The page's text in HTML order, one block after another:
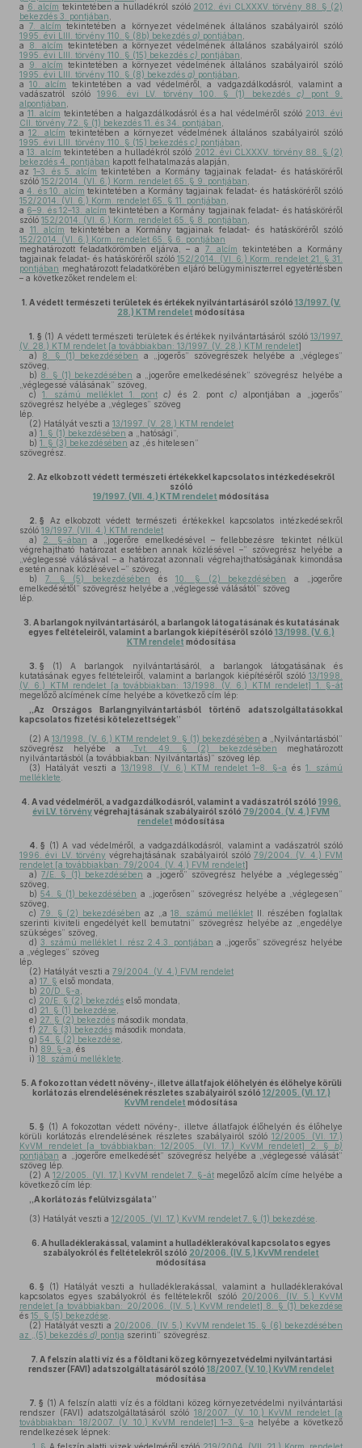
a 6. alcím tekintetében a hulladékról szóló 2012. évi CLXXXV. törvény 88. § (2)
bekezdés 3. pontjában
a7. alcím tekintetében a környezet védelmének általános szabályairól szóló
1995. évi LIII. törvény 110. § (8b) bekezdés a) pontjában
a 8. alcím tekintetében a környezet védelmének általános szabályairól szóló
1995. évi LIII. törvény 110. § (15) bekezdés c) pontjában
a 9. alcím tekintetében a környezet védelmének általános szabályairól szóló
1995. évi LIII. törvény 110. § (8) bekezdés g) pontjában
a10. alcím
tekintetében a vad védelméről, a vadgazdálkodásról, valamint a
vadászatról szóló1996. évi LV. törvény 100. § (1) bekezdés c) pont 9.
alpontjában
a 11. alcím tekintetében a halgazdálkodásról és a hal védelméről szóló 2013. évi
CII. törvény 72. § (1) bekezdés 11. és 34. pontjában
a12. alcím tekintetében a környezet védelmének általános szabályairól szóló
1995. évi LIII. törvény 110. § (15) bekezdés c) pontjában
a13. alcím tekintetében a hulladékról szóló 2012. évi CLXXXV. törvény 88. § (2)
bekezdés 4. pontjában kapott felhatalmazás alapján,
az1–3. és 5. alcím tekintetében a Kormány tagjainak feladat- és hatásköréről
szóló 152/2014. (VI. 6.) Korm. rendelet 65. § 9. pontjában
a4. és 10. alcím tekintetében a Kormány tagjainak feladat- és hatásköréről szóló
152/2014. (VI. 6.) Korm. rendelet 65. § 11. pontjában
a 6–9. és 12–13. alcím tekintetében a Kormány tagjainak feladat- és hatásköréről
szóló 152/2014. (VI. 6.) Korm. rendelet 65. § 8. pontjában
a 11. alcím tekintetében a Kormány tagjainak feladat- és hatásköréről szóló
152/2014. (VI. 6.) Korm. rendelet 65. § 6. pontjában
meghatározott feladatkörömben eljárva, – a 7. alcím tekintetében a Kormány
tagjainak feladat- és hatásköréről szóló152/2014. (VI. 6.) Korm. rendelet 21. § 31.
pontjában meghatározott feladatkörében eljáró belügyminiszterrel egyetértésben
– a következőket rendelem el:
1. A védett természeti területek és értékek nyilvántartásáról szóló 13/1997. (V.
28.) KTM rendelet módosítása
1. § (1) A védett természeti területek és értékek nyilvántartásáról szóló13/1997.
(V. 28.) KTM rendelet [a továbbiakban: 13/1997. (V. 28.) KTM rendelet]
a)
8. § (1) bekezdésében
a „jogerős” szövegrészek helyébe a „végleges”
szöveg,
b) 8. § (1) bekezdésében a „jogerőre emelkedésének” szövegrész helyébe a
„véglegessé válásának” szöveg,
c)
1. számú melléklet 1. pont c) és 2. pont c) alpontjában a „jogerős”
szövegrész helyébe a „végleges” szöveg
lép.
(2) Hatályát veszti a 13/1997. (V. 28.) KTM rendelet
a) 1. § (1) bekezdésében a „hatósági”,
b) 1. § (3) bekezdésében az „és hitelesen”
szövegrész.
2. Az elkobzott védett természeti értékekkel kapcsolatos intézkedésekről
szóló
19/1997. (VII. 4.) KTM rendelet módosítása
2. § Az elkobzott védett természeti értékekkel kapcsolatos intézkedésekről
szóló 19/1997. (VII. 4.) KTM rendelet
a)
2. §-ában a „jogerőre emelkedésével – fellebbezésre tekintet nélkül
végrehajtható határozat esetében annak közlésével –” szövegrész helyébe a
„véglegessé válásával – a határozat azonnali végrehajthatóságának kimondása
esetén annak közlésével –” szöveg,
b)
7. § (5) bekezdésében és 10. § (2) bekezdésében
a „jogerőre
emelkedésétől” szövegrész helyébe a „véglegessé válásától” szöveg
lép.
3. A barlangok nyilvántartásáról, a barlangok látogatásának és kutatásának
egyes feltételeiről, valamint a barlangok kiépítéséről szóló 13/1998. (V. 6.)
KTM rendelet módosítása
3. § (1) A barlangok nyilvántartásáról, a barlangok látogatásának és
kutatásának egyes feltételeiről, valamint a barlangok kiépítéséről szóló 13/1998.
(V. 6.) KTM rendelet [a továbbiakban: 13/1998. (V. 6.) KTM rendelet] 1. §-át
megelőző alcímének címe helyébe a következő cím lép:
„Az Országos Barlangnyilvántartásból történő adatszolgáltatásokkal
kapcsolatos fizetési kötelezettségek”
(2) A 13/1998. (V. 6.) KTM rendelet 9. § (1) bekezdésében a „Nyilvántartásból”
szövegrész helyébe a „ Tvt. 49. § (2) bekezdésében meghatározott
nyilvántartásból (a továbbiakban: Nyilvántartás)” szöveg lép.
(3) Hatályát veszti a 13/1998. (V. 6.) KTM rendelet 1–8. §-a és1. számú
melléklete
4. A vad védelméről, a vadgazdálkodásról, valamint a vadászatról szóló 1996.
évi LV. törvényvégrehajtásának szabályairól szóló 79/2004. (V. 4.) FVM
rendelet módosítása
4. § (1) A vad védelméről, a vadgazdálkodásról, valamint a vadászatról szóló
1996. évi LV. törvény végrehajtásának szabályairól szóló79/2004. (V. 4.) FVM
rendelet [a továbbiakban: 79/2004. (V. 4.) FVM rendelet]
a) 7/E. § (1) bekezdésében a „jogerő” szövegrész helyébe a „véglegesség”
szöveg,
b) 54. § (1) bekezdésében a „jogerősen” szövegrész helyébe a „véglegesen”
szöveg,
c) 79. § (2) bekezdésében az „a18. számú mellékletII. részében foglaltak
szerinti kiviteli engedélyét kell bemutatni” szövegrész helyébe az „engedélye
szükséges” szöveg,
d) 3. számú melléklet I. rész 2.4.3. pontjában a „jogerős” szövegrész helyébe
a „végleges” szöveg
lép.
(2) Hatályát veszti a 79/2004. (V. 4.) FVM rendelet
a) 17. § első mondata,
b) 20/D. §-a
c) 20/E. § (2) bekezdés első mondata,
d) 21. § (1) bekezdése
e) 27. § (2) bekezdés második mondata,
f) 27. § (3) bekezdés második mondata,
g) 54. § (2) bekezdése
h) 89. §-a , és
i) 18. számú melléklete
5. A fokozottan védett növény-, illetve állatfajok élőhelyén és élőhelye körüli
korlátozás elrendelésének részletes szabályairól szóló 12/2005. (VI. 17.)
KvVM rendelet módosítása
5. § (1) A fokozottan védett növény-, illetve állatfajok élőhelyén és élőhelye
körüli korlátozás elrendelésének részletes szabályairól szóló 12/2005. (VI. 17.)
KvVM rendelet [a továbbiakban: 12/2005. (VI. 17.) KvVM rendelet] 2. § b)
pontjában a „jogerőre emelkedését” szövegrész helyébe a „véglegessé válását”
szöveg lép.
(2) A12/2005. (VI. 17.) KvVM rendelet 7. §-átmegelőző alcím címe helyébe a
következő cím lép:
„A korlátozás felülvizsgálata”
(3) Hatályát veszti a 12/2005. (VI. 17.) KvVM rendelet 7. § (1) bekezdése
6. A hulladéklerakással, valamint a hulladéklerakóval kapcsolatos egyes
szabályokról és feltételekről szóló 20/2006. (IV. 5.) KvVM rendelet
módosítása
6. § (1) Hatályát veszti a hulladéklerakással, valamint a hulladéklerakóval
kapcsolatos egyes szabályokról és feltételekről szóló 20/2006. (IV. 5.) KvVM
rendelet [a továbbiakban: 20/2006. (IV. 5.) KvVM rendelet] 8. § (1) bekezdése
és 15. § (5) bekezdése
(2) Hatályát veszti a 20/2006. (IV. 5.) KvVM rendelet 15. § (6) bekezdésében
az „(5) bekezdés d) pontja szerinti” szövegrész.
7. A felszín alatti víz és a földtani közeg környezetvédelmi nyilvántartási
rendszer (FAVI) adatszolgáltatásáról szóló 18/2007. (V. 10.) KvVM rendelet
módosítása
7. § (1) A felszín alatti víz és a földtani közeg környezetvédelmi nyilvántartási
rendszer (FAVI) adatszolgáltatásáról szóló18/2007. (V. 10.) KvVM rendelet [a
továbbiakban: 18/2007. (V. 10.) KvVM rendelet] 1–3. §-a helyébe a következő
rendelkezések lépnek: